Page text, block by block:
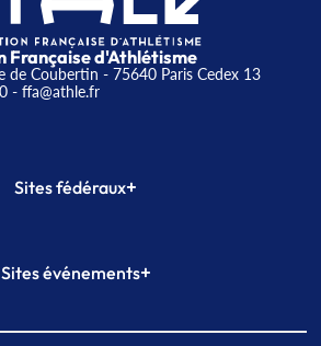
Française d'Athlétisme
de Coubertin - 75640 Paris Cedex 13
- ffa@athle.fr
Sites fédéraux+
Plateforme Formation
Sites événements+
de Paris indoor